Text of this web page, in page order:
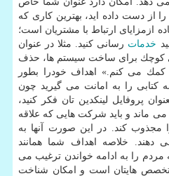
از دست داده اید، بهترین كاری كه
ازمزایای ارتباط با مشتریان است؛
خدمات رسانی كنید. مثلا در عنوان
خود بنویسید: «به كسب وكارهای كوچك برای ساخت سیستم ‎ها، حذف
می كنم.» اهداف خودرا بطور
كتابی را به امانت می گیرید چون
پروفایل لینكدین تان فكر كنید،
می ماند و باید شركت هایی كه علاقه
مجذوب كند. در این صورت آنها به
دهند. خلاصه اهداف شما همانند
را به ادامه خواندن ترغیب می
تخصص هایتان است و امكان شناخت